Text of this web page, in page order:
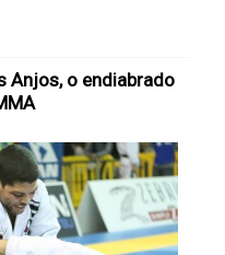
Anjos, o endiabrado